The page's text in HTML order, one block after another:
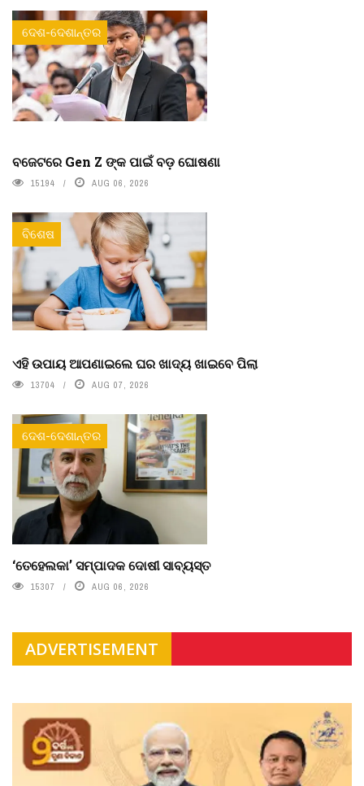
ଦେଶ-ଦେଶାନ୍ତର
ବଜେଟରେ Gen Z ଙ୍କ ପାଇଁ ବଡ଼ ଘୋଷଣା
15194 AUG 06, 2026
ବିଶେଷ
ଏହି ଉପାୟ ଆପଣାଇଲେ ଘର ଖାଦ୍ୟ ଖାଇବେ ପିଲା
13704 AUG 07, 2026
ଦେଶ-ଦେଶାନ୍ତର
‘ତେହେଲକା’ ସମ୍ପାଦକ ଦୋଷୀ ସାବ୍ୟସ୍ତ
15307 AUG 06, 2026
ADVERTISEMENT